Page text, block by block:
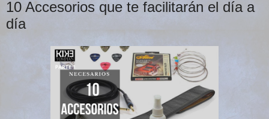
10 Accesorios que te facilitarán el día a
día